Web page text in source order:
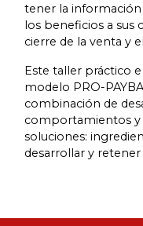
tener la información
los beneficios a sus
cierre de la venta y
Este taller práctico
modelo PRO-
combinación de
comportamientos y
soluciones:
desarrollar y retener